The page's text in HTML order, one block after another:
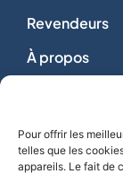
Pour offrir les
telles que les
appareils. Le fait de
Revendeurs
À propos
Nous contacter